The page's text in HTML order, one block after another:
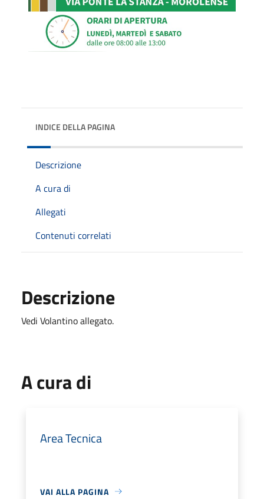
INDICE DELLA PAGINA
Descrizione
A cura di
Allegati
Contenuti correlati
Descrizione
Vedi Volantino allegato.
A cura di
Area Tecnica
VAI ALLA PAGINA